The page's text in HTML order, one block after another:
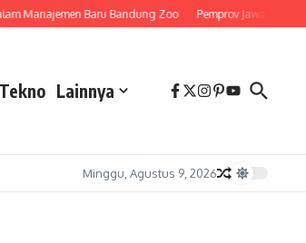
Baru Bandung Zoo Pemprov Jawa Barat
Lainnya
Minggu, Agustus 9, 2026